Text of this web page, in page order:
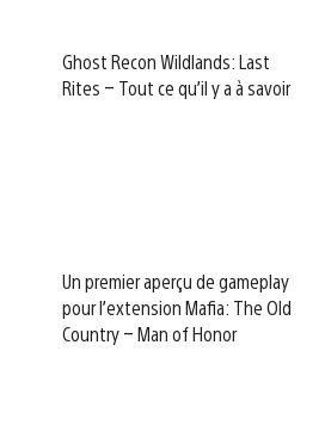
Ghost Recon Wildlands: Last
Rites – Tout ce qu’il y a à savoir
Un premier aperçu de gameplay
pour l’extension Mafia: The Old
Country – Man of Honor